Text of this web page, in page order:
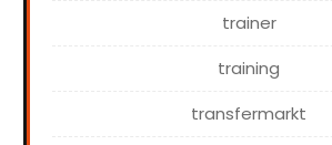
trainer
training
transfermarkt